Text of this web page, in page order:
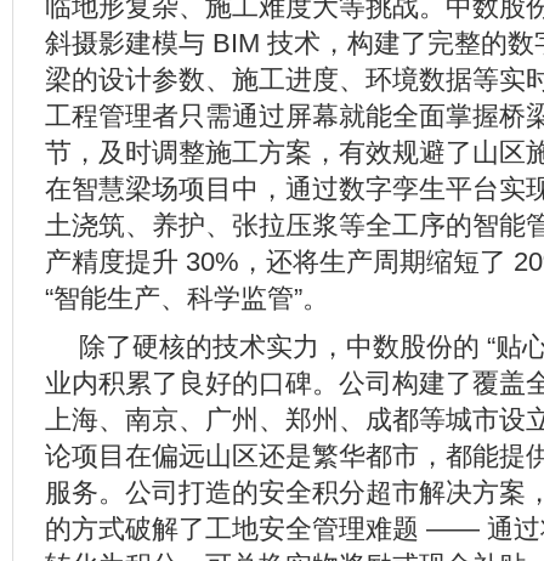
临地形复杂、施工难度大等挑战。中数股
斜摄影建模与 BIM 技术，构建了完整的
梁的设计参数、施工进度、环境数据等实
工程管理者只需通过屏幕就能全面掌握桥
节，及时调整施工方案，有效规避了山区
在智慧梁场项目中，通过数字孪生平台实
土浇筑、养护、张拉压浆等全工序的智能
产精度提升 30%，还将生产周期缩短了
“智能生产、科学监管”。
除了硬核的技术实力，中数股份的 “贴
业内积累了良好的口碑。公司构建了覆盖
上海、南京、广州、郑州、成都等城市设
论项目在偏远山区还是繁华都市，都能提
服务。公司打造的安全积分超市解决方案
的方式破解了工地安全管理难题 —— 通过